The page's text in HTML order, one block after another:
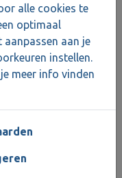
ons
alle cookies te
optimaal
aan je
instellen.
meer info vinden